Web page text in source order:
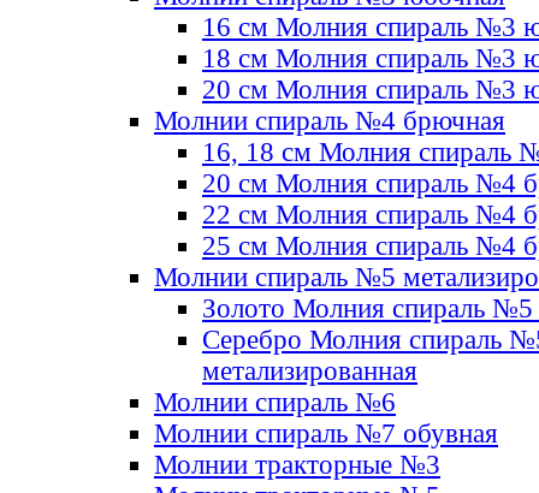
16 см Молния спираль №3
18 см Молния спираль №3
20 см Молния спираль №3
Молнии спираль №4 брючная
16, 18 см Молния спираль
20 см Молния спираль №4
22 см Молния спираль №4
25 см Молния спираль №4
Молнии спираль №5
Золото Молния спираль №5
Серебро Молния спираль
метализированная
Молнии спираль №6
Молнии спираль №7 обувная
Молнии тракторные №3